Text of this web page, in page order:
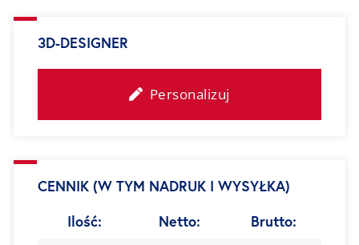
3D-DESIGNER
Personalizuj
CENNIK (W TYM NADRUK I WYSYŁKA)
Ilość:
Netto:
Brutto: